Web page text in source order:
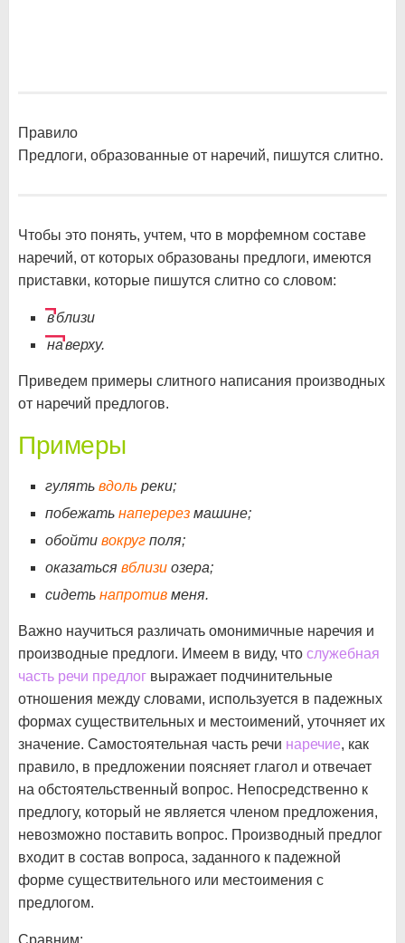
Правило
Предлоги, образованные от наречий, пишутся слитно.
Чтобы это понять, учтем, что в морфемном составе
наречий, от которых образованы предлоги, имеются
приставки, которые пишутся слитно со словом:
вблизи
наверху.
Приведем примеры слитного написания производных
от наречий предлогов.
Примеры
гулять вдоль реки;
побежать наперерез машине;
обойти вокруг поля;
оказаться вблизи озера;
сидеть напротив меня.
Важно научиться различать омонимичные наречия и
производные предлоги. Имеем в виду, что служебная
часть речи предлог выражает подчинительные
отношения между словами, используется в падежных
формах существительных и местоимений, уточняет их
значение. Самостоятельная часть речи наречие, как
правило, в предложении поясняет глагол и отвечает
на обстоятельственный вопрос. Непосредственно к
предлогу, который не является членом предложения,
невозможно поставить вопрос. Производный предлог
входит в состав вопроса, заданного к падежной
форме существительного или местоимения с
предлогом.